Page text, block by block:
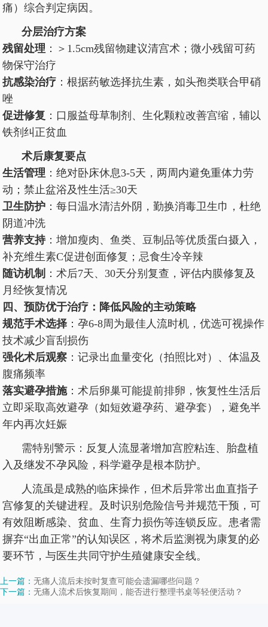
痛）综合判定病因。
分层治疗方案
残留处理 ：＞1.5cm残留物建议清宫术；微小残留可药
物保守治疗
抗感染治疗 ：根据药敏选择抗生素，如头孢类联合甲硝
唑
促进修复 ：口服益母草制剂、生化颗粒改善宫缩，辅以
铁剂纠正贫血
术后康复要点
生活管理 ：绝对卧床休息3-5天，两周内避免重体力劳
动；禁止盆浴及性生活≥30天
卫生防护 ：每日温水清洁外阴，勤换消毒卫生巾，杜绝
阴道冲洗
营养支持：增加瘦肉、鱼类、豆制品等优质蛋白摄入，
补充维生素C促进创面修复；忌食生冷辛辣
随访机制 ：术后7天、30天分别复查，评估内膜修复及
月经恢复情况
四、预防优于治疗：降低风险的主动策略
规范手术选择 ：孕6-8周为最佳人流时机，优选可视操作
技术减少盲刮损伤
强化术后观察 ：记录出血量变化（拍照比对）、体温及
腹痛频率
落实避孕措施：术后卵巢可能提前排卵，恢复性生活后
立即采取高效避孕（如短效避孕药、避孕套），避免半
年内再次妊娠
需特别警示：反复人流显著增加宫腔粘连、胎盘植
入及继发不孕风险，科学避孕是根本防护。
人流虽是成熟的临床操作，但术后异常出血直指子
宫修复的关键进程。及时识别危险信号并规范干预，可
有效阻断感染、贫血、生育力损伤等连锁反应。患者需
摒弃“出血正常”的认知误区，将术后监测视为康复的必
要环节，与医生共同守护生殖健康安全线。
上一篇： 无痛人流后未按时复查可能会遗漏哪些问题？
下一篇： 无痛人流术后恢复期间，能否进行整理书桌等轻便活动？